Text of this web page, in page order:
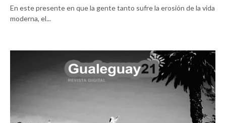
En este presente en que la gente tanto sufre la erosión de la vida
moderna, el...